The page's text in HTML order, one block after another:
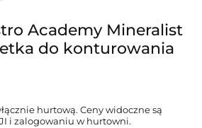
Academy Mineralist
do konturowania
hurtową. Ceny widoczne są
i zalogowaniu w hurtowni.